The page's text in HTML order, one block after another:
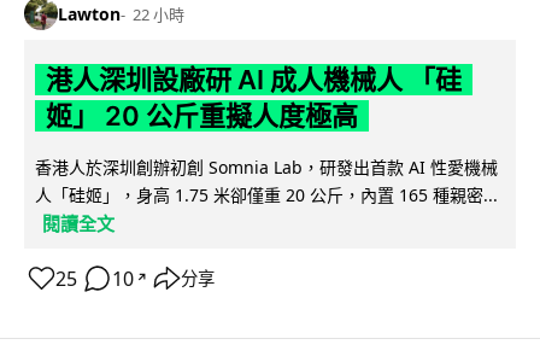
Lawton 22 小時
港人深圳設廠研 AI 成人機械人 「硅
姬」 20 公斤重擬人度極高
香港人於深圳創辦初創 Somnia Lab，研發出首款 AI 性愛機械
人「硅姬」，身高 1.75 米卻僅重 20 公斤，內置 165 種親密...
閱讀全文
25 10 ↗ 分享